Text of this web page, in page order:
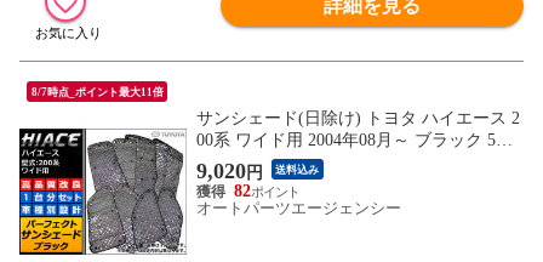
詳細を見る
8/7時点_ポイント最大11倍
サンシェード(日除け) トヨタ ハイエース 2
00系 ワイド用 2004年08月～ ブラック 5層
構造 入数：1台分フルセット APSH-BLAC
K-021
9,020円 送料込み
82
オートパーツエージェンシー